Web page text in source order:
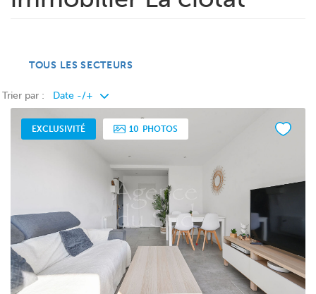
TOUS LES SECTEURS
Trier par :
EXCLUSIVITÉ 10 PHOTOS